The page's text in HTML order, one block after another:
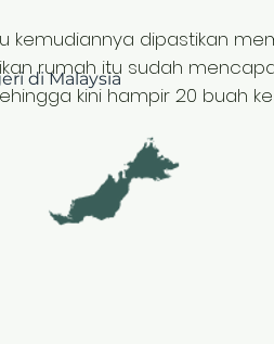
kemudiannya dipastikan
rumah itu sudah
kini hampir 20 buah
di Malaysia